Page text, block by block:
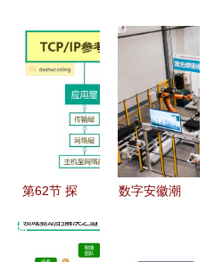
第62节 探
网络编程技
数字安徽潮